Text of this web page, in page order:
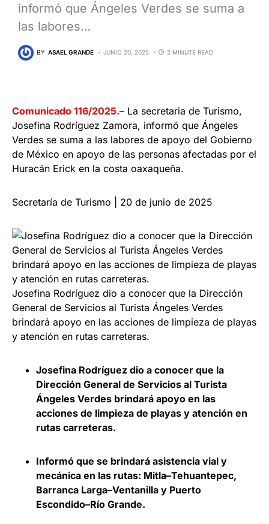
informó que Ángeles Verdes se suma a
las labores…
BY ASAEL GRANDE JUNIO 20, 2025 2 MINUTE READ
Comunicado 116/2025.– La secretaria de Turismo,
Josefina Rodríguez Zamora, informó que Ángeles
Verdes se suma a las labores de apoyo del Gobierno
de México en apoyo de las personas afectadas por el
Huracán Erick en la costa oaxaqueña.
Secretaría de Turismo | 20 de junio de 2025
Josefina Rodríguez dio a conocer que la Dirección
General de Servicios al Turista Ángeles Verdes
brindará apoyo en las acciones de limpieza de playas
y atención en rutas carreteras.
Josefina Rodríguez dio a conocer que la
Dirección General de Servicios al Turista
Ángeles Verdes brindará apoyo en las
acciones de limpieza de playas y atención en
rutas carreteras.
Informó que se brindará asistencia vial y
mecánica en las rutas: Mitla–Tehuantepec,
Barranca Larga–Ventanilla y Puerto
Escondido–Río Grande.